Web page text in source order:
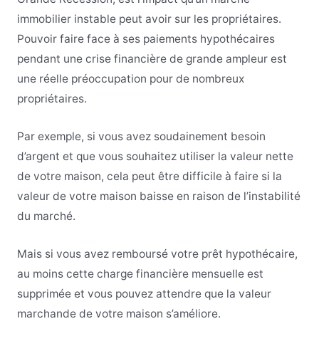
immobilier instable peut avoir sur les propriétaires.
Pouvoir faire face à ses paiements hypothécaires
pendant une crise financière de grande ampleur est
une réelle préoccupation pour de nombreux
propriétaires.
Par exemple, si vous avez soudainement besoin
d’argent et que vous souhaitez utiliser la valeur nette
de votre maison, cela peut être difficile à faire si la
valeur de votre maison baisse en raison de l’instabilité
du marché.
Mais si vous avez remboursé votre prêt hypothécaire,
au moins cette charge financière mensuelle est
supprimée et vous pouvez attendre que la valeur
marchande de votre maison s’améliore.